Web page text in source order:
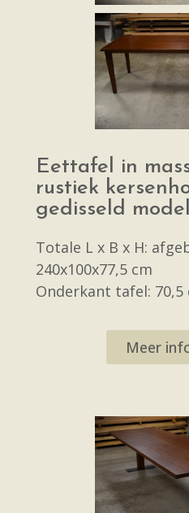
Eettafel in
rustiek
gedisseld
Totale L x B x H:
240x100x77,5 cm
Onderkant tafel: 70,5
Meer